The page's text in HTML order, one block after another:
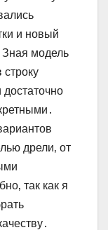
и новый
Зная модель
строку
дрели‚ от
так как я